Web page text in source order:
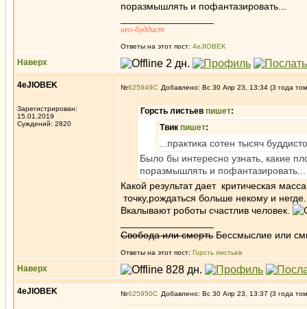
поразмышлять и пофантазировать...
нео-буддист
Ответы на этот пост: 4eJIOBEK
Наверх
4eJIOBEK
Зарегистрирован:
15.01.2019
Суждений: 2820
№625949 Добавлено: Вс 30 Апр 23, 13:34 (3 года
Горсть листьев пишет:
Твик пишет:
...практика сотен тысяч
Было бы интересно узнать, какие
поразмышлять и пофантазировать...
Какой результат дает критическая
точку,рождаться больше некому и негде.
Вкалывают роботы счастлив человек.
Свобода или смерть Бессмыслие или
Ответы на этот пост: Горсть листьев
Наверх
4eJIOBEK №625950 Добавлено: Вс 30 Апр 23, 13:37 (3 года